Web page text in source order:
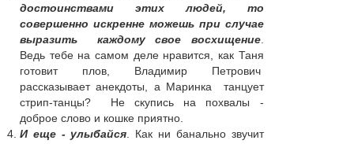
достоинствами этих людей, то
совершенно искренне можешь при случае
выразить каждому свое восхищение.
Ведь тебе на самом деле нравится, как Таня
готовит плов, Владимир Петрович
рассказывает анекдоты, а Маринка танцует
стрип-танцы? Не скупись на похвалы -
доброе слово и кошке приятно.
И еще - улыбайся. Как ни банально звучит